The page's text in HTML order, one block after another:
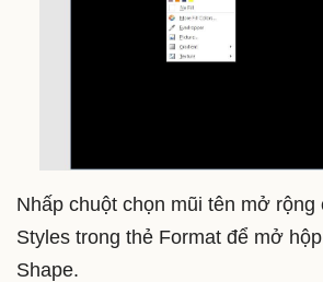
Nhấp chuột chọn mũi tên mở rộng
Styles trong thẻ Format để mở
Shape.